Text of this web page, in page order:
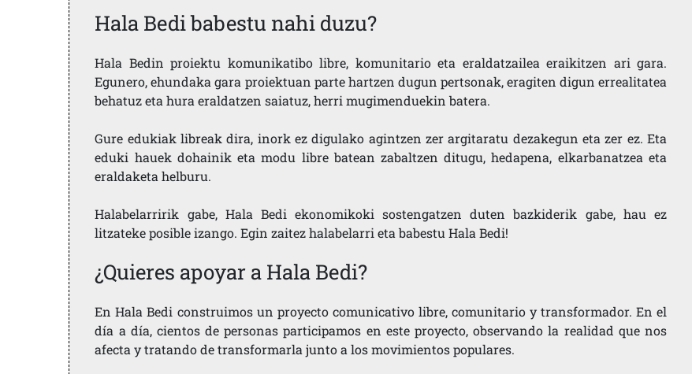
Hala Bedi babestu nahi duzu?
Hala Bedin proiektu komunikatibo libre, komunitario eta eraldatzailea eraikitzen ari gara.
Egunero, ehundaka gara proiektuan parte hartzen dugun pertsonak, eragiten digun errealitatea
behatuz eta hura eraldatzen saiatuz, herri mugimenduekin batera.
Gure edukiak libreak dira, inork ez digulako agintzen zer argitaratu dezakegun eta zer ez. Eta
eduki hauek dohainik eta modu libre batean zabaltzen ditugu, hedapena, elkarbanatzea eta
eraldaketa helburu.
Halabelarririk gabe, Hala Bedi ekonomikoki sostengatzen duten bazkiderik gabe, hau ez
litzateke posible izango. Egin zaitez halabelarri eta babestu Hala Bedi!
¿Quieres apoyar a Hala Bedi?
En Hala Bedi construimos un proyecto comunicativo libre, comunitario y transformador. En el
día a día, cientos de personas participamos en este proyecto, observando la realidad que nos
afecta y tratando de transformarla junto a los movimientos populares.